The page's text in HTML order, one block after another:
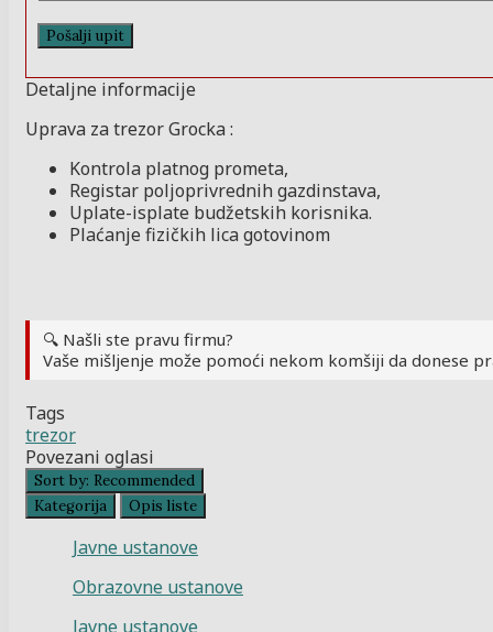
Detaljne informacije
Uprava za trezor Grocka :
Kontrola platnog prometa,
Registar poljoprivrednih gazdinstava,
Uplate-isplate budžetskih korisnika.
Plaćanje fizičkih lica gotovinom
🔍 Našli ste pravu firmu?
Vaše mišljenje može pomoći nekom komšiji da donese
Tags
trezor
Povezani oglasi
Sort by: Recommended
Kategorija
Opis liste
Javne ustanove
Obrazovne ustanove
Javne ustanove